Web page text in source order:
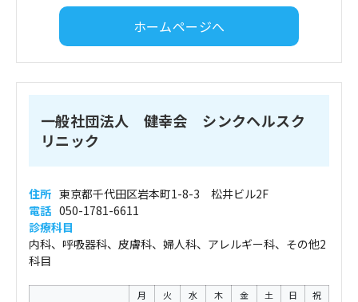
ホームページへ
一般社団法人 健幸会 シンクヘルスク
リニック
住所 東京都千代田区岩本町1-8-3 松井ビル2F
電話 050-1781-6611
診療科目
内科、呼吸器科、皮膚科、婦人科、アレルギー科、その他2
科目
月 火 水 木 金 土 日 祝